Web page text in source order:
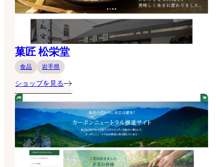
菓匠 松栄堂
食品 岩手県
ショップを見る